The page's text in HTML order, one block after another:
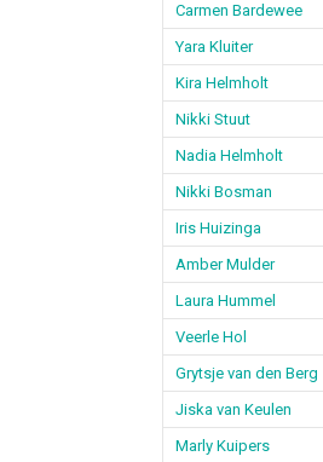
Carmen Bardewee
Yara Kluiter
Kira Helmholt
Nikki Stuut
Nadia Helmholt
Nikki Bosman
Iris Huizinga
Amber Mulder
Laura Hummel
Veerle Hol
Grytsje van den Berg
Jiska van Keulen
Marly Kuipers